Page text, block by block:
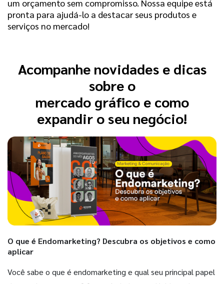
um orçamento sem compromisso. Nossa equipe está
pronta para ajudá-lo a destacar seus produtos e
serviços no mercado!
Acompanhe novidades e dicas
sobre o
mercado gráfico e como
expandir o seu negócio!
O que é Endomarketing? Descubra os objetivos e como
aplicar
Você sabe o que é endomarketing e qual seu principal papel